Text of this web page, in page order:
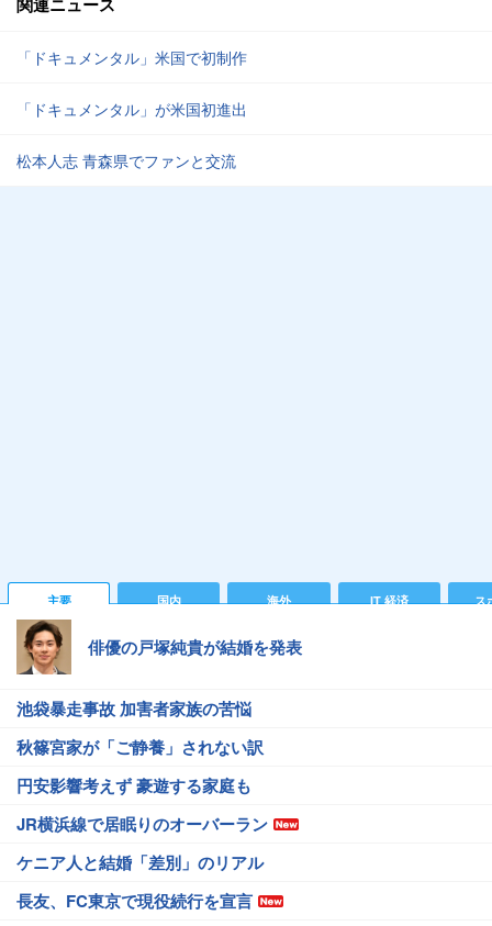
「ドキュメンタル」米国で初制作
「ドキュメンタル」が米国初進出
松本人志 青森県でファンと交流
主要 国内 海外 IT 経済 ス
俳優の戸塚純貴が結婚を発表
池袋暴走事故 加害者家族の苦悩
秋篠宮家が「ご静養」されない訳
円安影響考えず 豪遊する家庭も
JR横浜線で居眠りのオーバーラン
ケニア人と結婚「差別」のリアル
長友、FC東京で現役続行を宣言